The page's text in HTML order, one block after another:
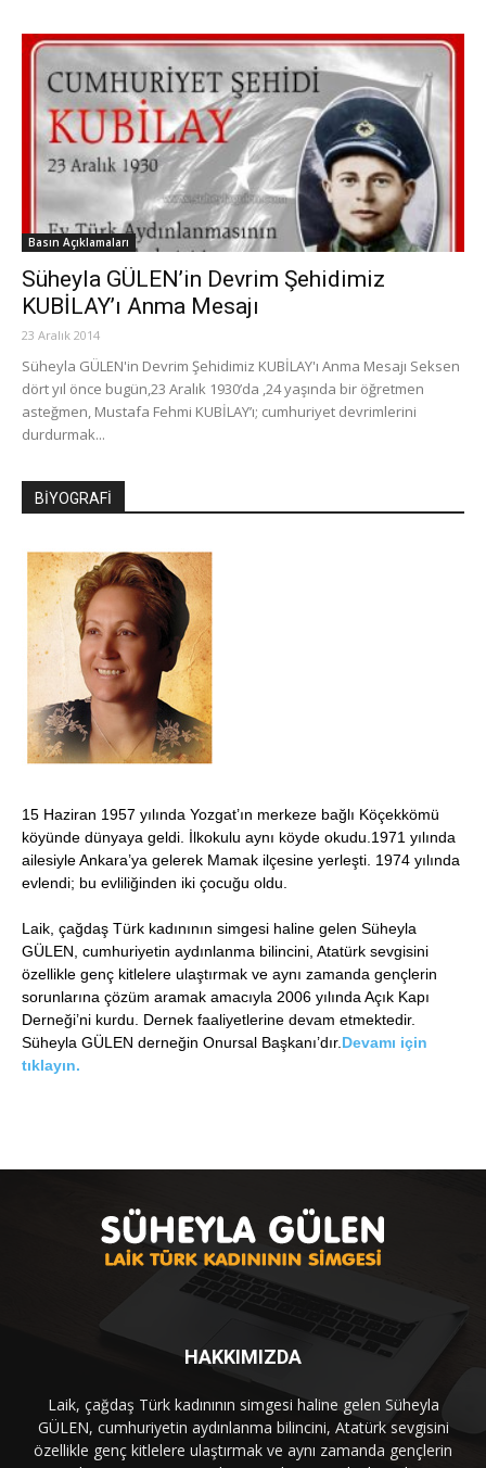
Basın Açıklamaları
Süheyla GÜLEN’in Devrim Şehidimiz
KUBİLAY’ı Anma Mesajı
23 Aralık 2014
Süheyla GÜLEN'in Devrim Şehidimiz KUBİLAY'ı Anma Mesajı Seksen
dört yıl önce bugün,23 Aralık 1930’da ,24 yaşında bir öğretmen
asteğmen, Mustafa Fehmi KUBİLAY’ı; cumhuriyet devrimlerini
durdurmak...
BİYOGRAFİ
15 Haziran 1957 yılında Yozgat’ın merkeze bağlı Köçekkömü
köyünde dünyaya geldi. İlkokulu aynı köyde okudu.1971 yılında
ailesiyle Ankara’ya gelerek Mamak ilçesine yerleşti. 1974 yılında
evlendi; bu evliliğinden iki çocuğu oldu.
Laik, çağdaş Türk kadınının simgesi haline gelen Süheyla
GÜLEN, cumhuriyetin aydınlanma bilincini, Atatürk sevgisini
özellikle genç kitlelere ulaştırmak ve aynı zamanda gençlerin
sorunlarına çözüm aramak amacıyla 2006 yılında Açık Kapı
Derneği’ni kurdu. Dernek faaliyetlerine devam etmektedir.
Süheyla GÜLEN derneğin Onursal Başkanı’dır.Devamı için
tıklayın.
HAKKIMIZDA
Laik, çağdaş Türk kadınının simgesi haline gelen Süheyla
GÜLEN, cumhuriyetin aydınlanma bilincini, Atatürk sevgisini
özellikle genç kitlelere ulaştırmak ve aynı zamanda gençlerin